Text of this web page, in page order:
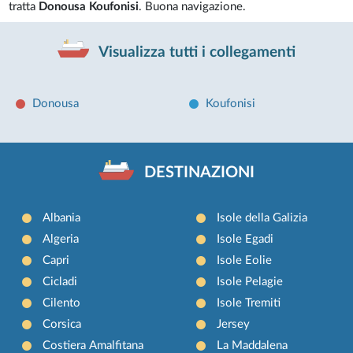
tratta Donousa Koufonisi. Buona navigazione.
Visualizza tutti i collegamenti
Donousa Koufonisi
DESTINAZIONI
Albania
Algeria
Capri
Cicladi
Cilento
Corsica
Costiera Amalfitana
Isole della Galizia
Isole Egadi
Isole Eolie
Isole Pelagie
Isole Tremiti
Jersey
La Maddalena